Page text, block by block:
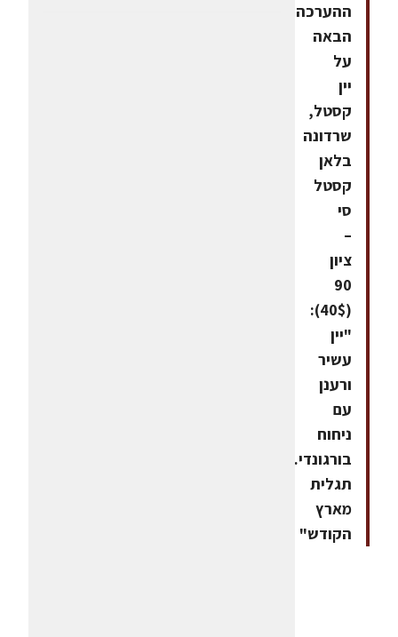
ההערכה
הבאה
על
יין
קסטל,
שרדונה
בלאן
קסטל
סי
–
ציון
90
(40$):
"יין
עשיר
ורענן
עם
ניחוח
בורגונדי…
תגלית
מארץ
הקודש"